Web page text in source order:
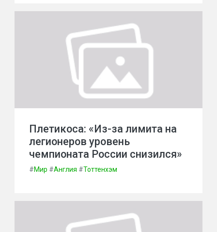
Плетикоса: «Из-за лимита на
легионеров уровень
чемпионата России снизился»
#Мир #Англия #Тоттенхэм